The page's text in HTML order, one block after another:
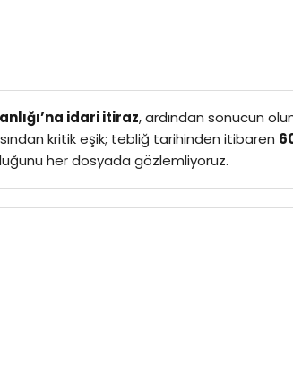
idari itiraz, ardından sonucun
kritik eşik; tebliğ tarihinden itibaren
her dosyada gözlemliyoruz.